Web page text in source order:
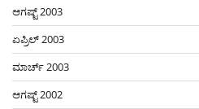
ಆಗಷ್ಟ್ 2003
ಏಪ್ರಿಲ್ 2003
ಮಾರ್ಚ್ 2003
ಆಗಷ್ಟ್ 2002